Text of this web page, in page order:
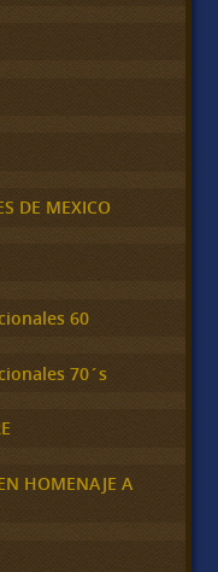
DE MEXICO
60
70´s
HOMENAJE A